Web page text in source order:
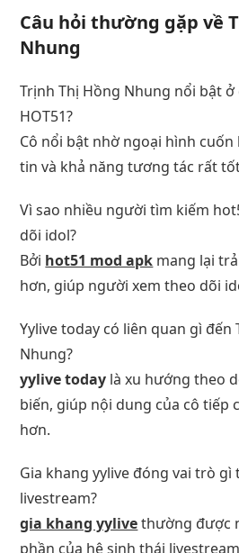
Câu hỏi thường gặp về
Nhung
Trịnh Thị Hồng Nhung nổi bật
HOT51?
Cô nổi bật nhờ ngoại hình
tin và khả năng tương tác rất
Vì sao nhiều người tìm kiếm
dõi idol?
Bởi hot51 mod apk mang lại
hơn, giúp người xem theo dõi
Yylive today có liên quan gì đến
Nhung?
yylive today là xu hướng theo
biến, giúp nội dung của cô tiếp
hơn.
Gia khang yylive đóng vai trò
livestream?
gia khang yylivethường được
phần của hệ sinh thái